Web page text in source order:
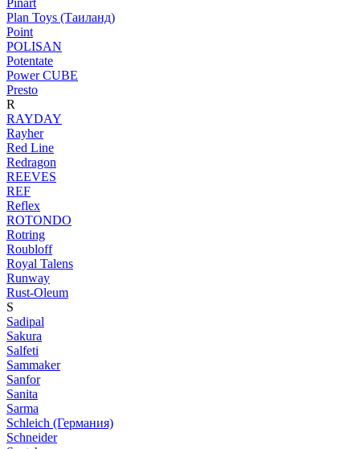
Pinart
Plan Toys (Таиланд)
Point
POLISAN
Potentate
Power CUBE
Presto
R
RAYDAY
Rayher
Red Line
Redragon
REEVES
REF
Reflex
ROTONDO
Rotring
Roubloff
Royal Talens
Runway
Rust-Oleum
S
Sadipal
Sakura
Salfeti
Sammaker
Sanfor
Sanita
Sarma
Schleich (Германия)
Schneider